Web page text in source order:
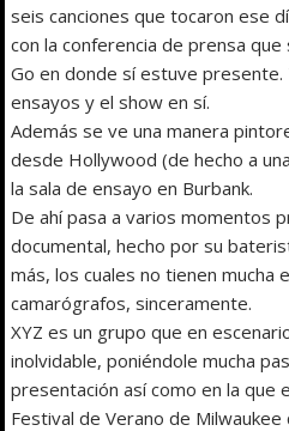
seis canciones que tocaron ese
con la conferencia de prensa
Go en donde sí estuve presente.
ensayos y el show en sí.
Además se ve una manera
desde Hollywood (de hecho a
la sala de ensayo en Burbank.
De ahí pasa a varios momentos
documental, hecho por su
más, los cuales no tienen mucha
camarógrafos, sinceramente.
XYZ es un grupo que en
inolvidable, poniéndole mucha
presentación así como en la que
Festival de Verano de